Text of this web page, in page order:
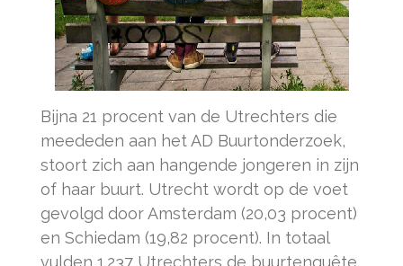
Bijna 21 procent van de Utrechters die
meededen aan het AD Buurtonderzoek,
stoort zich aan hangende jongeren in zijn
of haar buurt. Utrecht wordt op de voet
gevolgd door Amsterdam (20,03 procent)
en Schiedam (19,82 procent). In totaal
vulden 1.237 Utrechters de buurtenquête